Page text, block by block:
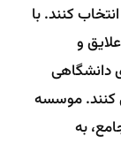
کنند. با
و
دانشگاهی
کنند. موسسه
به